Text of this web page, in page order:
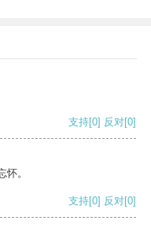
支持[0] 反对[0]
。
支持[0] 反对[0]